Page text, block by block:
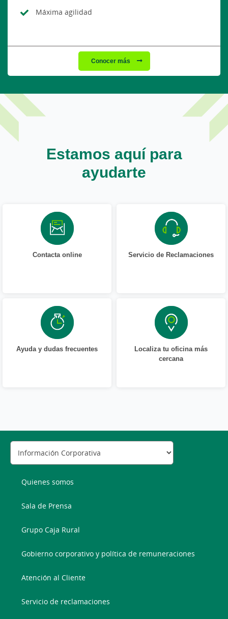
Máxima agilidad
Conocer más
Estamos aquí para
ayudarte
Contacta online Servicio de Reclamaciones
Ayuda y dudas frecuentes
Localiza tu oficina más
cercana
Quienes somos
Sala de Prensa
Grupo Caja Rural
Gobierno corporativo y política de remuneraciones
Atención al Cliente
Servicio de reclamaciones